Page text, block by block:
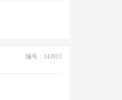
编号：143913